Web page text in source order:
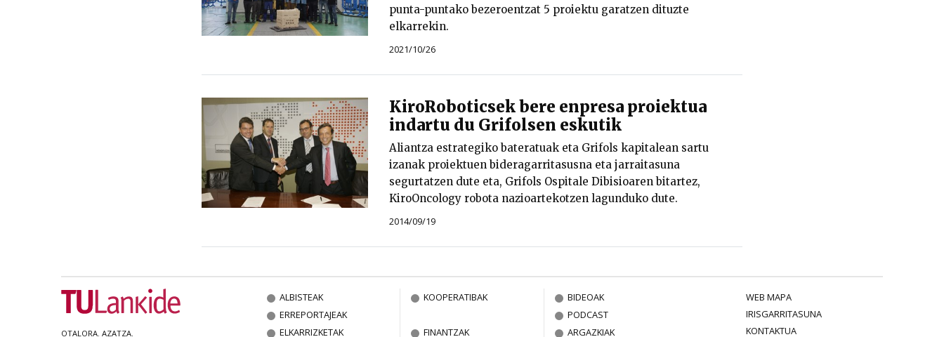
punta-puntako bezeroentzat 5 proiektu garatzen dituzte
elkarrekin.
2021/10/26
KiroRoboticsek bere enpresa proiektua
indartu du Grifolsen eskutik
Aliantza estrategiko bateratuak eta Grifols kapitalean sartu
izanak proiektuen bideragarritasusna eta jarraitasuna
segurtatzen dute eta, Grifols Ospitale Dibisioaren bitartez,
KiroOncology robota nazioartekotzen lagunduko dute.
2014/09/19
OTALORA. AZATZA.
ALBISTEAK
ERREPORTAJEAK
ELKARRIZKETAK
KOOPERATIBAK
FINANTZAK
BIDEOAK
PODCAST
ARGAZKIAK
WEB MAPA
IRISGARRITASUNA
KONTAKTUA